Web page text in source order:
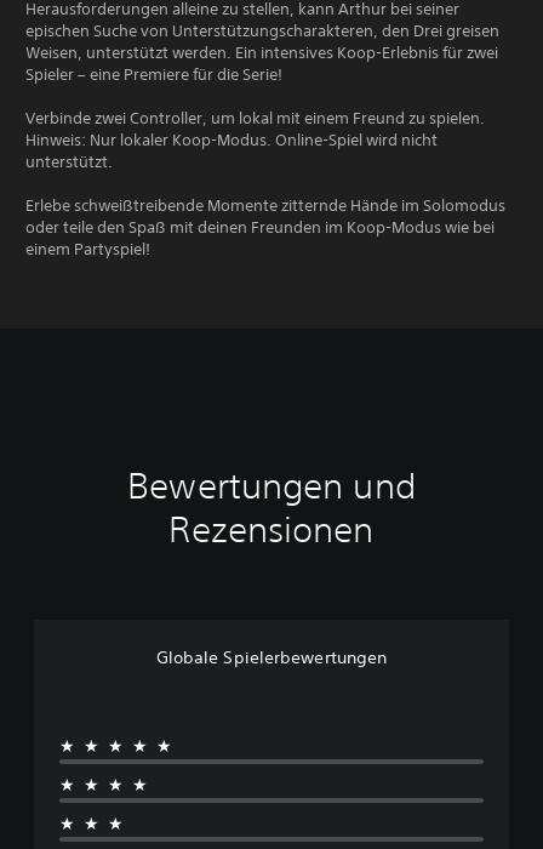
Herausforderungen alleine zu stellen, kann Arthur bei seiner
epischen Suche von Unterstützungscharakteren, den Drei greisen
Weisen, unterstützt werden. Ein intensives Koop-Erlebnis für zwei
Spieler – eine Premiere für die Serie!
Verbinde zwei Controller, um lokal mit einem Freund zu spielen.
Hinweis: Nur lokaler Koop-Modus. Online-Spiel wird nicht
unterstützt.
Erlebe schweißtreibende Momente zitternde Hände im Solomodus
oder teile den Spaß mit deinen Freunden im Koop-Modus wie bei
einem Partyspiel!
Bewertungen und
Rezensionen
Globale Spielerbewertungen
★★★★★
★★★★
★★★